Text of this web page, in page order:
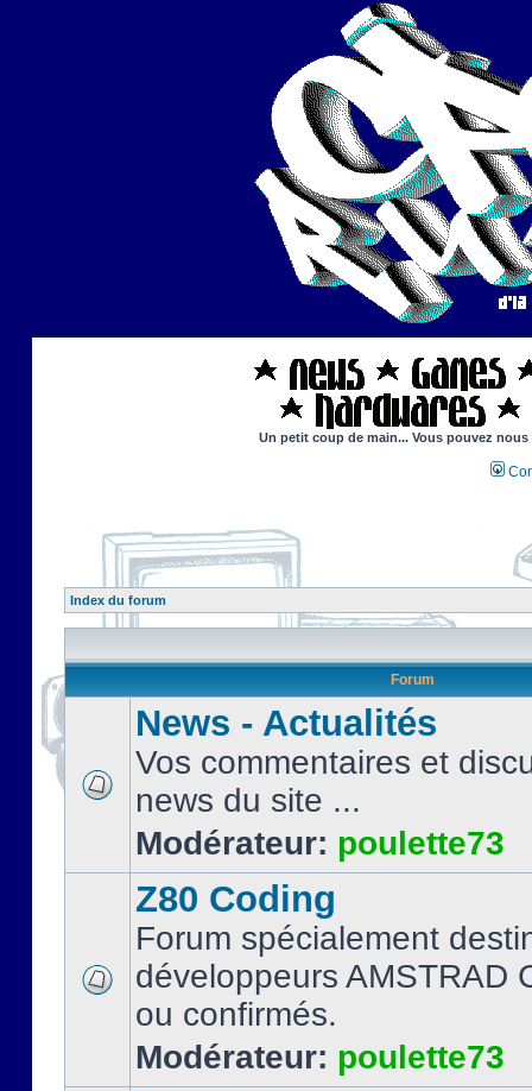
Un petit coup de main... Vous pouvez
Index du forum
Forum
News - Actualités
Vos commentaires et
news du site ...
Modérateur: poulette73
Z80 Coding
Forum spécialement
développeurs AMSTRAD
ou confirmés.
Modérateur: poulette73